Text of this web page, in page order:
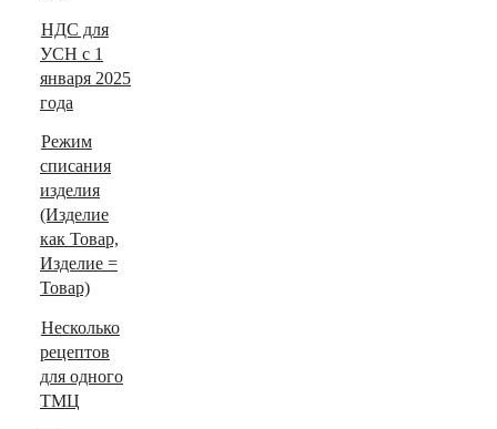
НДС для
УСН с 1
января 2025
года
Режим
списания
изделия
(Изделие
как Товар,
Изделие =
Товар)
Несколько
рецептов
для одного
ТМЦ